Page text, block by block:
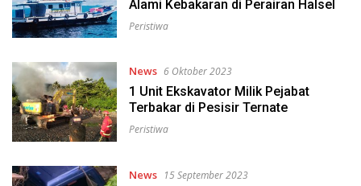
Alami Kebakaran di Perairan Halsel
Peristiwa
News 6 Oktober 2023
1 Unit Ekskavator Milik Pejabat
Terbakar di Pesisir Ternate
Peristiwa
News 15 September 2023